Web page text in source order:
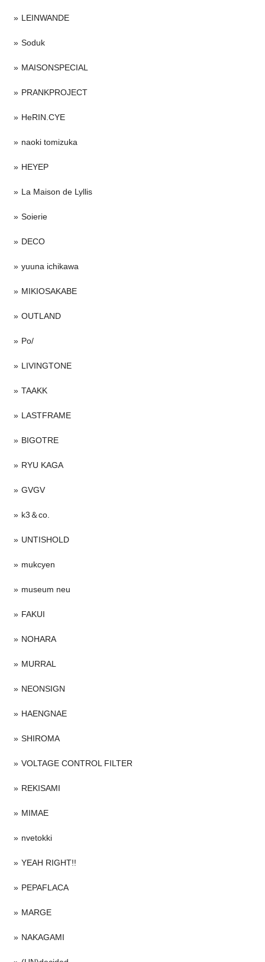
LEINWANDE
Soduk
MAISONSPECIAL
PRANKPROJECT
HeRIN.CYE
naoki tomizuka
HEYEP
La Maison de Lyllis
Soierie
DECO
yuuna ichikawa
MIKIOSAKABE
OUTLAND
Po/
LIVINGTONE
TAAKK
LASTFRAME
BIGOTRE
RYU KAGA
GVGV
k3＆co.
UNTISHOLD
mukcyen
museum neu
FAKUI
NOHARA
MURRAL
NEONSIGN
HAENGNAE
SHIROMA
VOLTAGE CONTROL FILTER
REKISAMI
MIMAE
nvetokki
YEAH RIGHT!!
PEPAFLACA
MARGE
NAKAGAMI